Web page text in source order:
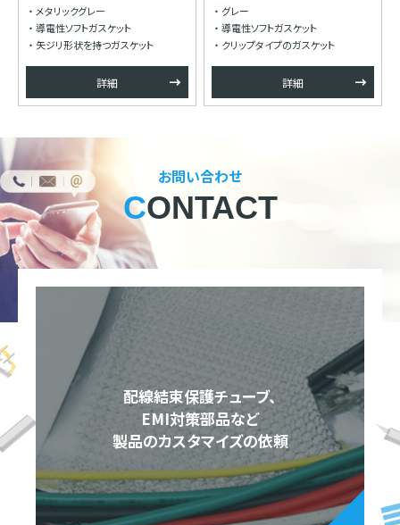
メタリックグレー
導電性ソフトガスケット
矢ジリ形状を持つガスケット
詳細
グレー
導電性ソフトガスケット
クリップタイプのガスケット
詳細
お問い合わせ
CONTACT
配線結束保護チューブ、
EMI対策部品など
製品のカスタマイズの依頼